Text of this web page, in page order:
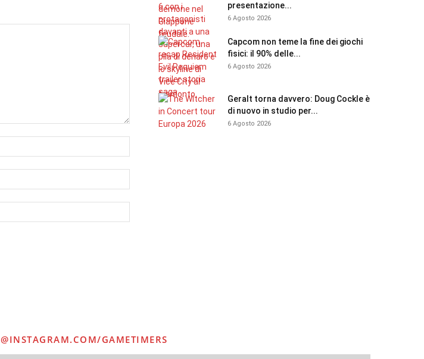
presentazione...
6 Agosto 2026
Capcom non teme la fine dei giochi
fisici: il 90% delle...
6 Agosto 2026
Geralt torna davvero: Doug Cockle è
di nuovo in studio per...
6 Agosto 2026
@INSTAGRAM.COM/GAMETIMERS